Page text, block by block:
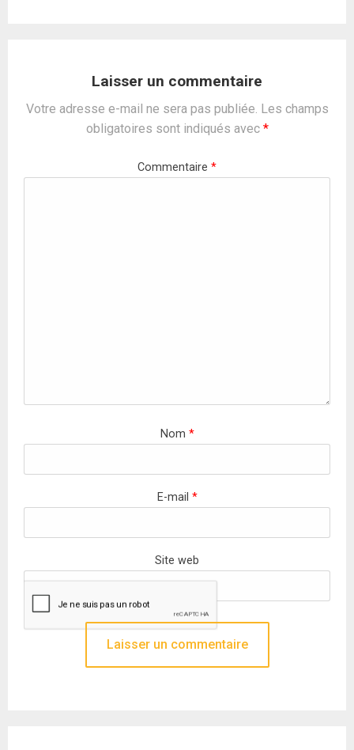
Laisser un commentaire
Votre adresse e-mail ne sera pas publiée. Les champs
obligatoires sont indiqués avec *
Commentaire *
Nom *
E-mail *
Site web